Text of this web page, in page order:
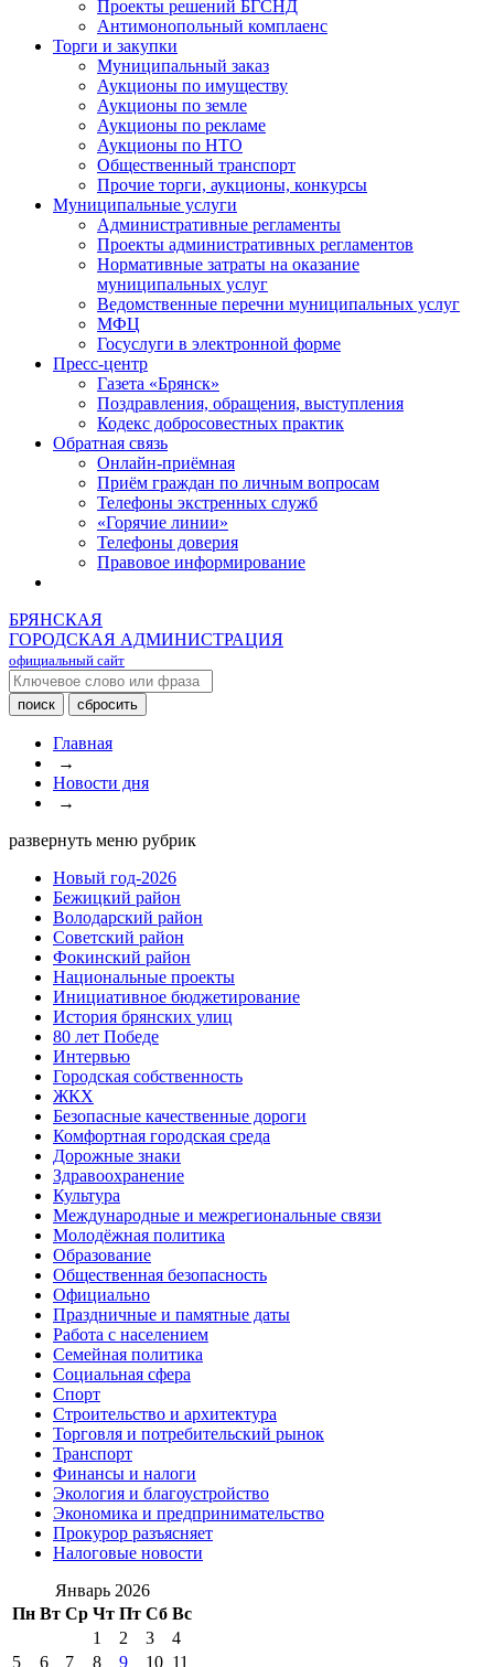
Проекты решений БГСНД
Антимонопольный комплаенс
Торги и закупки
Муниципальный заказ
Аукционы по имуществу
Аукционы по земле
Аукционы по рекламе
Аукционы по НТО
Общественный транспорт
Прочие торги, аукционы, конкурсы
Муниципальные услуги
Административные регламенты
Проекты административных регламентов
Нормативные затраты на оказание
муниципальных услуг
Ведомственные перечни муниципальных услуг
МФЦ
Госуслуги в электронной форме
Пресс-центр
Газета «Брянск»
Поздравления, обращения, выступления
Кодекс добросовестных практик
Обратная связь
Онлайн-приёмная
Приём граждан по личным вопросам
Телефоны экстренных служб
«Горячие линии»
Телефоны доверия
Правовое информирование
БРЯНСКАЯ
ГОРОДСКАЯ АДМИНИСТРАЦИЯ
официальный сайт
Главная
→
Новости дня
→
развернуть меню рубрик
Новый год-2026
Бежицкий район
Володарский район
Советский район
Фокинский район
Национальные проекты
Инициативное бюджетирование
История брянских улиц
80 лет Победе
Интервью
Городская собственность
ЖКХ
Безопасные качественные дороги
Комфортная городская среда
Дорожные знаки
Здравоохранение
Культура
Международные и межрегиональные связи
Молодёжная политика
Образование
Общественная безопасность
Официально
Праздничные и памятные даты
Работа с населением
Семейная политика
Социальная сфера
Спорт
Строительство и архитектура
Торговля и потребительский рынок
Транспорт
Финансы и налоги
Экология и благоустройство
Экономика и предпринимательство
Прокурор разъясняет
Налоговые новости
Январь 2026
Пн Вт Ср Чт Пт Сб Вс
1
2 3
4
5
6 7 8 9 10 11